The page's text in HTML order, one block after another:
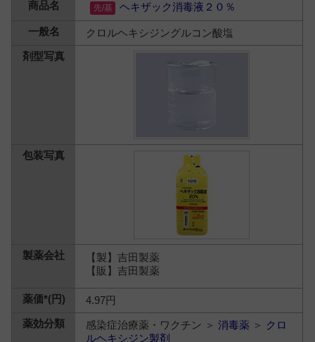
ヘキザック消毒液２０％
クロルヘキシジングルコン酸塩
【製】吉田製薬
【販】吉田製薬
4.97円
感染症治療薬・ワクチン ＞消毒薬 ＞ クロ
ルヘキシジン製剤